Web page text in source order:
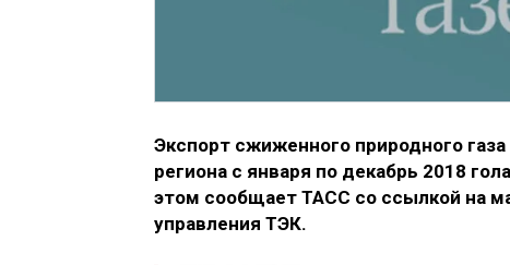
Экспорт сжиженного природного
региона с января по декабрь 2018
этом сообщает ТАСС со ссылкой на
управления ТЭК.